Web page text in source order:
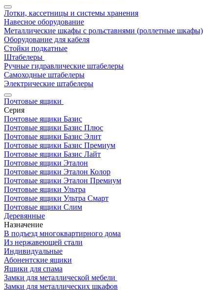
Лотки, кассетницы и системы хранения
Навесное оборудование
Металлические шкафы с рольставнями (роллетные шкафы)
Оборудование для кабеля
Стойки подкатные
Штабелеры
Ручные гидравлические штабелеры
Самоходные штабелеры
Электрические штабелеры
Почтовые ящики
Серия
Почтовые ящики Базис
Почтовые ящики Базис Плюс
Почтовые ящики Базис Элит
Почтовые ящики Базис Премиум
Почтовые ящики Базис Лайт
Почтовые ящики Эталон
Почтовые ящики Эталон Колор
Почтовые ящики Эталон Премиум
Почтовые ящики Ультра
Почтовые ящики Ультра Смарт
Почтовые ящики Слим
Деревянные
Назначение
В подъезд многоквартирного дома
Из нержавеющей стали
Индивидуальные
Абонентские ящики
Ящики для спама
Замки для металлической мебели
Замки для металлических шкафов